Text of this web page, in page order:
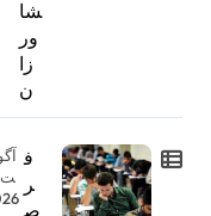
شا
ور
زا
ن
ف
ر
ص